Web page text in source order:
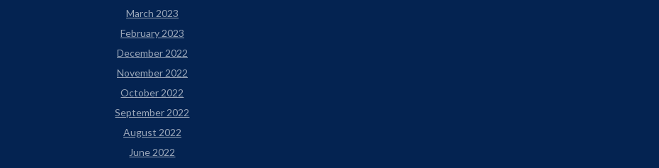
March 2023
February 2023
December 2022
November 2022
October 2022
September 2022
August 2022
June 2022